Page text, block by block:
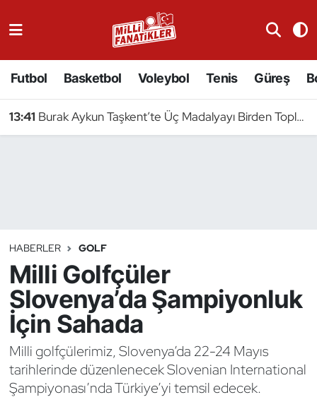
Futbol Basketbol Voleybol Tenis Güreş
13:41 Burak Aykun Taşkent’te Üç Madalyayı Birden Topladı
HABERLER GOLF
Milli Golfçüler
Slovenya’da Şampiyonluk
İçin Sahada
Milli golfçülerimiz, Slovenya’da 22-24 Mayıs
tarihlerinde düzenlenecek Slovenian International
Şampiyonası’nda Türkiye’yi temsil edecek.
Badminton
Binicilik
Bisiklet
Bocce Bowling Dart
Boks